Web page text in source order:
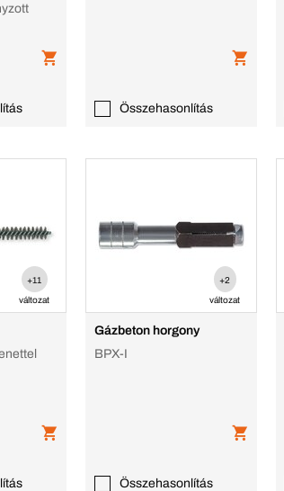
Összehasonlítás
+11
változat
+2
változat
Gázbeton horgony
BPX-I
Összehasonlítás